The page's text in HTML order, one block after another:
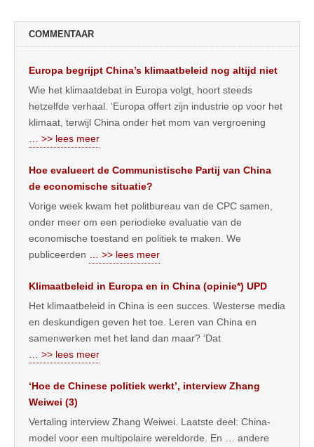
COMMENTAAR
Europa begrijpt China’s klimaatbeleid nog altijd niet
Wie het klimaatdebat in Europa volgt, hoort steeds
hetzelfde verhaal. ‘Europa offert zijn industrie op voor het
klimaat, terwijl China onder het mom van vergroening
… >> lees meer
Hoe evalueert de Communistische Partij van China
de economische situatie?
Vorige week kwam het politbureau van de CPC samen,
onder meer om een periodieke evaluatie van de
economische toestand en politiek te maken. We
publiceerden
… >> lees meer
Klimaatbeleid in Europa en in China (opinie*) UPD
Het klimaatbeleid in China is een succes. Westerse media
en deskundigen geven het toe. Leren van China en
samenwerken met het land dan maar? ‘Dat
… >> lees meer
‘Hoe de Chinese politiek werkt’, interview Zhang
Weiwei (3)
Vertaling interview Zhang Weiwei. Laatste deel: China-
model voor een multipolaire wereldorde. En … andere